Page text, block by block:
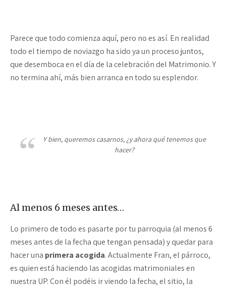
Parece que todo comienza aquí, pero no es así. En realidad
todo el tiempo de noviazgo ha sido ya un proceso juntos,
que desemboca en el día de la celebración del Matrimonio. Y
no termina ahí, más bien arranca en todo su esplendor.
Y bien, queremos casarnos, ¿y ahora qué tenemos que
hacer?
Al menos 6 meses antes…
Lo primero de todo es pasarte por tu parroquia (al menos 6
meses antes de la fecha que tengan pensada) y quedar para
hacer una primera acogida. Actualmente Fran, el párroco,
es quien está haciendo las acogidas matrimoniales en
nuestra UP. Con él podéis ir viendo la fecha, el sitio, la